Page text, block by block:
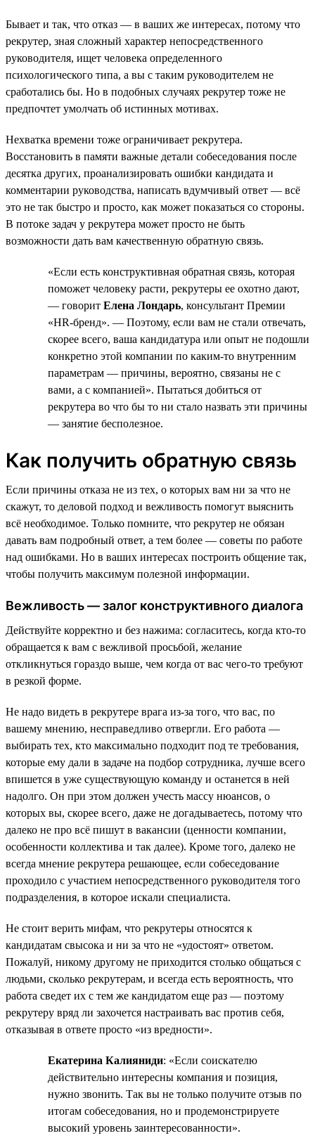
Бывает и так, что отказ — в ваших же интересах, потому что
рекрутер, зная сложный характер непосредственного
руководителя, ищет человека определенного
психологического типа, а вы с таким руководителем не
сработались бы. Но в подобных случаях рекрутер тоже не
предпочтет умолчать об истинных мотивах.
Нехватка времени тоже ограничивает рекрутера.
Восстановить в памяти важные детали собеседования после
десятка других, проанализировать ошибки кандидата и
комментарии руководства, написать вдумчивый ответ — всё
это не так быстро и просто, как может показаться со стороны.
В потоке задач у рекрутера может просто не быть
возможности дать вам качественную обратную связь.
«Если есть конструктивная обратная связь, которая
поможет человеку расти, рекрутеры ее охотно дают,
— говорит Елена Лондарь, консультант Премии
«HR-бренд». — Поэтому, если вам не стали отвечать,
скорее всего, ваша кандидатура или опыт не подошли
конкретно этой компании по каким-то внутренним
параметрам — причины, вероятно, связаны не с
вами, а с компанией». Пытаться добиться от
рекрутера во что бы то ни стало назвать эти причины
— занятие бесполезное.
Как получить обратную связь
Если причины отказа не из тех, о которых вам ни за что не
скажут, то деловой подход и вежливость помогут выяснить
всё необходимое. Только помните, что рекрутер не обязан
давать вам подробный ответ, а тем более — советы по работе
над ошибками. Но в ваших интересах построить общение так,
чтобы получить максимум полезной информации.
Вежливость — залог конструктивного диалога
Действуйте корректно и без нажима: согласитесь, когда кто-то
обращается к вам с вежливой просьбой, желание
откликнуться гораздо выше, чем когда от вас чего-то требуют
в резкой форме.
Не надо видеть в рекрутере врага из-за того, что вас, по
вашему мнению, несправедливо отвергли. Его работа —
выбирать тех, кто максимально подходит под те требования,
которые ему дали в задаче на подбор сотрудника, лучше всего
впишется в уже существующую команду и останется в ней
надолго. Он при этом должен учесть массу нюансов, о
которых вы, скорее всего, даже не догадываетесь, потому что
далеко не про всё пишут в вакансии (ценности компании,
особенности коллектива и так далее). Кроме того, далеко не
всегда мнение рекрутера решающее, если собеседование
проходило с участием непосредственного руководителя того
подразделения, в которое искали специалиста.
Не стоит верить мифам, что рекрутеры относятся к
кандидатам свысока и ни за что не «удостоят» ответом.
Пожалуй, никому другому не приходится столько общаться с
людьми, сколько рекрутерам, и всегда есть вероятность, что
работа сведет их с тем же кандидатом еще раз — поэтому
рекрутеру вряд ли захочется настраивать вас против себя,
отказывая в ответе просто «из вредности».
Екатерина Калияниди: «Если соискателю
действительно интересны компания и позиция,
нужно звонить. Так вы не только получите отзыв по
итогам собеседования, но и продемонстрируете
высокий уровень заинтересованности».